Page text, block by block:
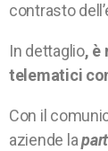
contrasto
In dettaglio, è
telematici
Con il
aziende la